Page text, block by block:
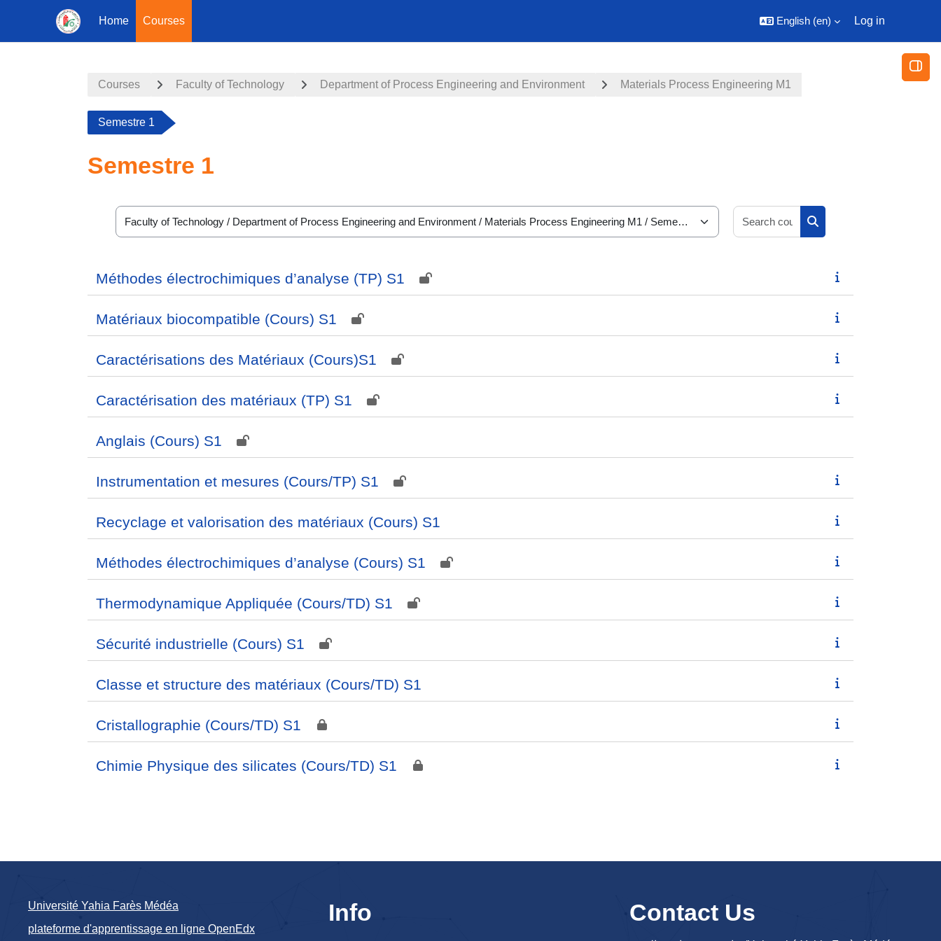
Home Courses English ‎(en)‎ Log in
Courses Faculty of Technology Department of Process Engineering and Environment Materials Process Engineering M1
Semestre 1
Semestre 1
Course categories
Search courses
Méthodes électrochimiques d’analyse (TP) S1
Matériaux biocompatible (Cours) S1
Caractérisations des Matériaux (Cours)S1
Caractérisation des matériaux (TP) S1
Anglais (Cours) S1
Instrumentation et mesures (Cours/TP) S1
Recyclage et valorisation des matériaux (Cours) S1
Méthodes électrochimiques d’analyse (Cours) S1
Thermodynamique Appliquée (Cours/TD) S1
Sécurité industrielle (Cours) S1
Classe et structure des matériaux (Cours/TD) S1
Cristallographie (Cours/TD) S1
Chimie Physique des silicates (Cours/TD) S1
Université Yahia Farès Médéa
plateforme d'apprentissage en ligne OpenEdx
Info Contact Us